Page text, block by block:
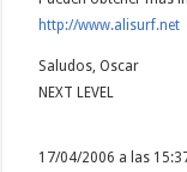
http://www.alisurf.net
Saludos, Oscar
NEXT LEVEL
17/04/2006 a las